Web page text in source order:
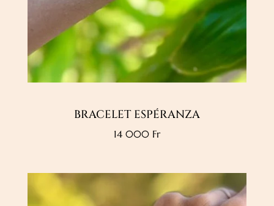
BRACELET ESPÉRANZA
14 000 Fr